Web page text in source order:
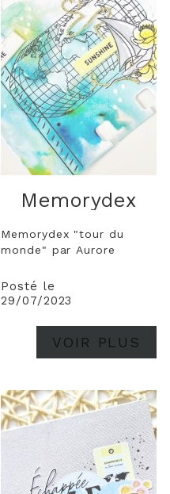
Memorydex
Memorydex "tour du
monde" par Aurore
Posté le
29/07/2023
VOIR PLUS